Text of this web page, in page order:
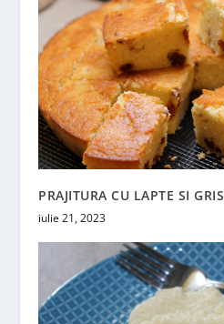
PRAJITURA CU LAPTE SI GRIS
iulie 21, 2023